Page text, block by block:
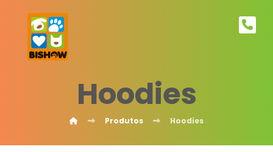
Hoodies
Produtos Hoodies